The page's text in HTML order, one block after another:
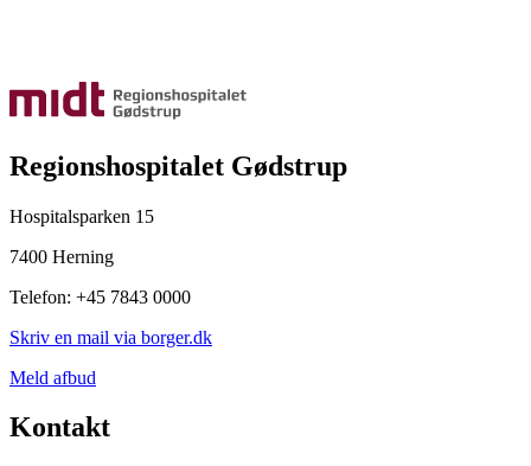
Regionshospitalet Gødstrup
Hospitalsparken 15
7400 Herning
Telefon: +45 7843 0000
Skriv en mail via borger.dk
Meld afbud
Kontakt